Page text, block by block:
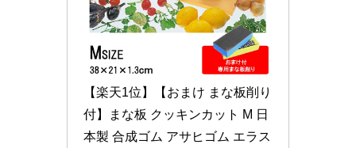
【楽天1位】【おまけ まな板削り
付】まな板 クッキンカット M 日
本製 合成ゴム アサヒゴム エラス